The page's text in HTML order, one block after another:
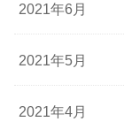
2021年6月
2021年5月
2021年4月